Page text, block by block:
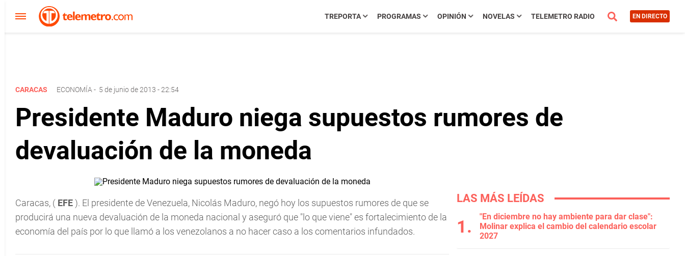
TREPORTA PROGRAMAS OPINIÓN NOVELAS TELEMETRO RADIO EN DIRECTO
CARACAS ECONOMÍA - 5 de junio de 2013 - 22:54
Presidente Maduro niega supuestos rumores de
devaluación de la moneda
Caracas, ( EFE). El presidente de Venezuela, Nicolás Maduro, negó hoy los supuestos rumores de que se
producirá una nueva devaluación de la moneda nacional y aseguró que "lo que viene" es fortalecimiento de la
economía del país por lo que llamó a los venezolanos a no hacer caso a los comentarios infundados.
LAS MÁS LEÍDAS
"En diciembre no hay ambiente para dar clase":
Molinar explica el cambio del calendario escolar
2027